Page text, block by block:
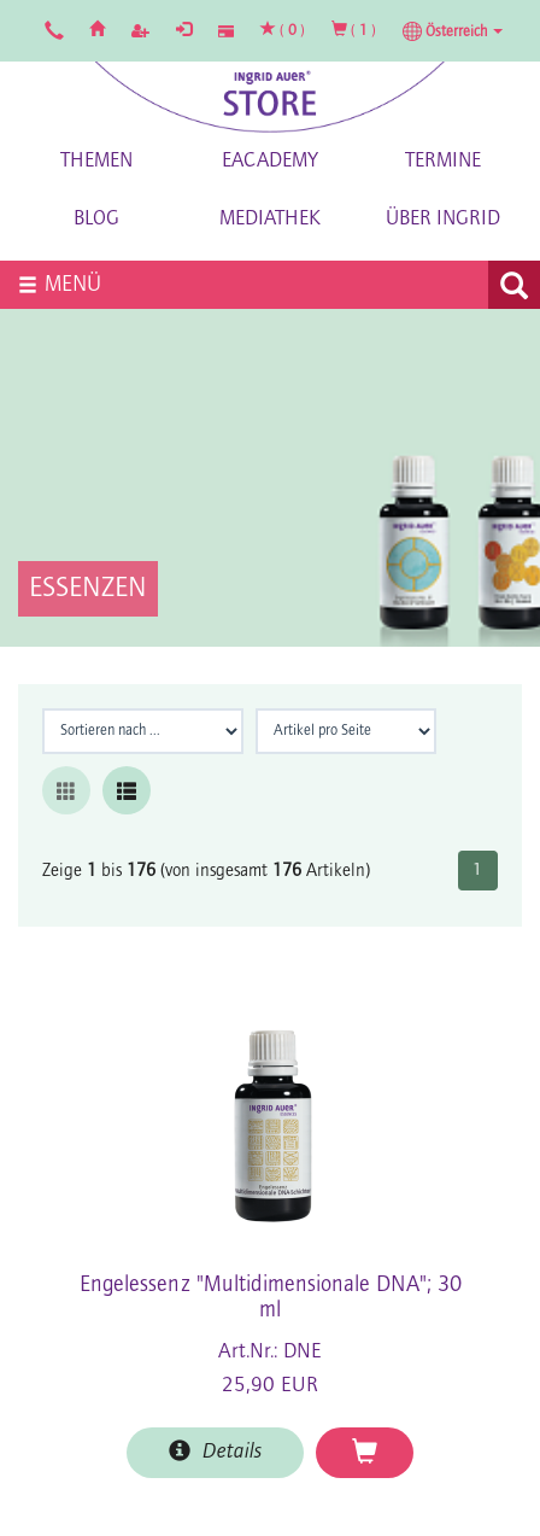
( 0 ) ( 1 ) Österreich
THEMEN EACADEMY TERMINE
BLOG MEDIATHEK ÜBER INGRID
MENÜ
ESSENZEN
Zeige 1 bis 176 (von insgesamt 176 Artikeln) 1
Engelessenz "Multidimensionale DNA"; 30
ml
Art.Nr.: DNE
25,90 EUR
Details